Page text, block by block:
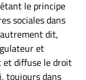
le principe
sociales dans
dit,
et
et diffuse le droit
toujours dans